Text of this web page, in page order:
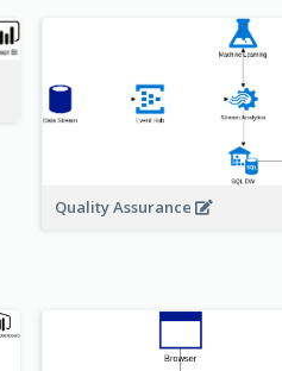
Quality Assurance